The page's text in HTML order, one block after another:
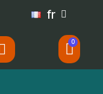
fr